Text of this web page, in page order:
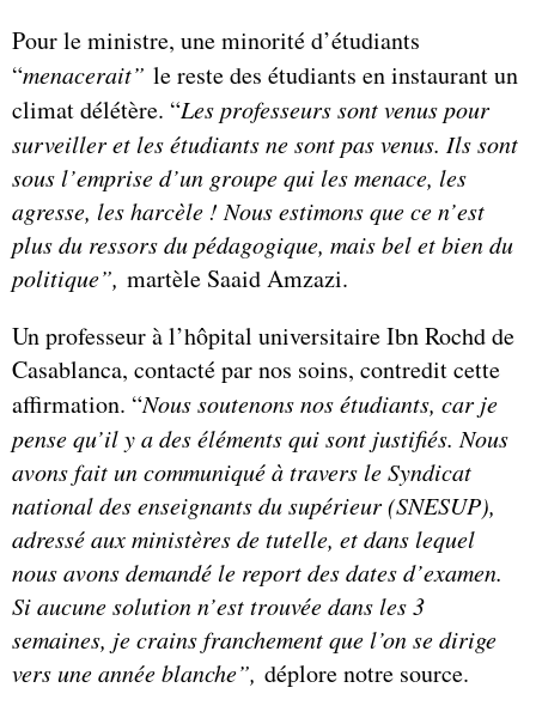
Pour le ministre, une minorité d’étudiants
“menacerait” le reste des étudiants en instaurant un
climat délétère. “Les professeurs sont venus pour
surveiller et les étudiants ne sont pas venus. Ils sont
sous l’emprise d’un groupe qui les menace, les
agresse, les harcèle ! Nous estimons que ce n’est
plus du ressors du pédagogique, mais bel et bien du
politique”, martèle Saaid Amzazi.
Un professeur à l’hôpital universitaire Ibn Rochd de
Casablanca, contacté par nos soins, contredit cette
affirmation. “Nous soutenons nos étudiants, car je
pense qu’il y a des éléments qui sont justifiés. Nous
avons fait un communiqué à travers le Syndicat
national des enseignants du supérieur (SNESUP),
adressé aux ministères de tutelle, et dans lequel
nous avons demandé le report des dates d’examen.
Si aucune solution n’est trouvée dans les 3
semaines, je crains franchement que l’on se dirige
vers une année blanche”, déplore notre source.